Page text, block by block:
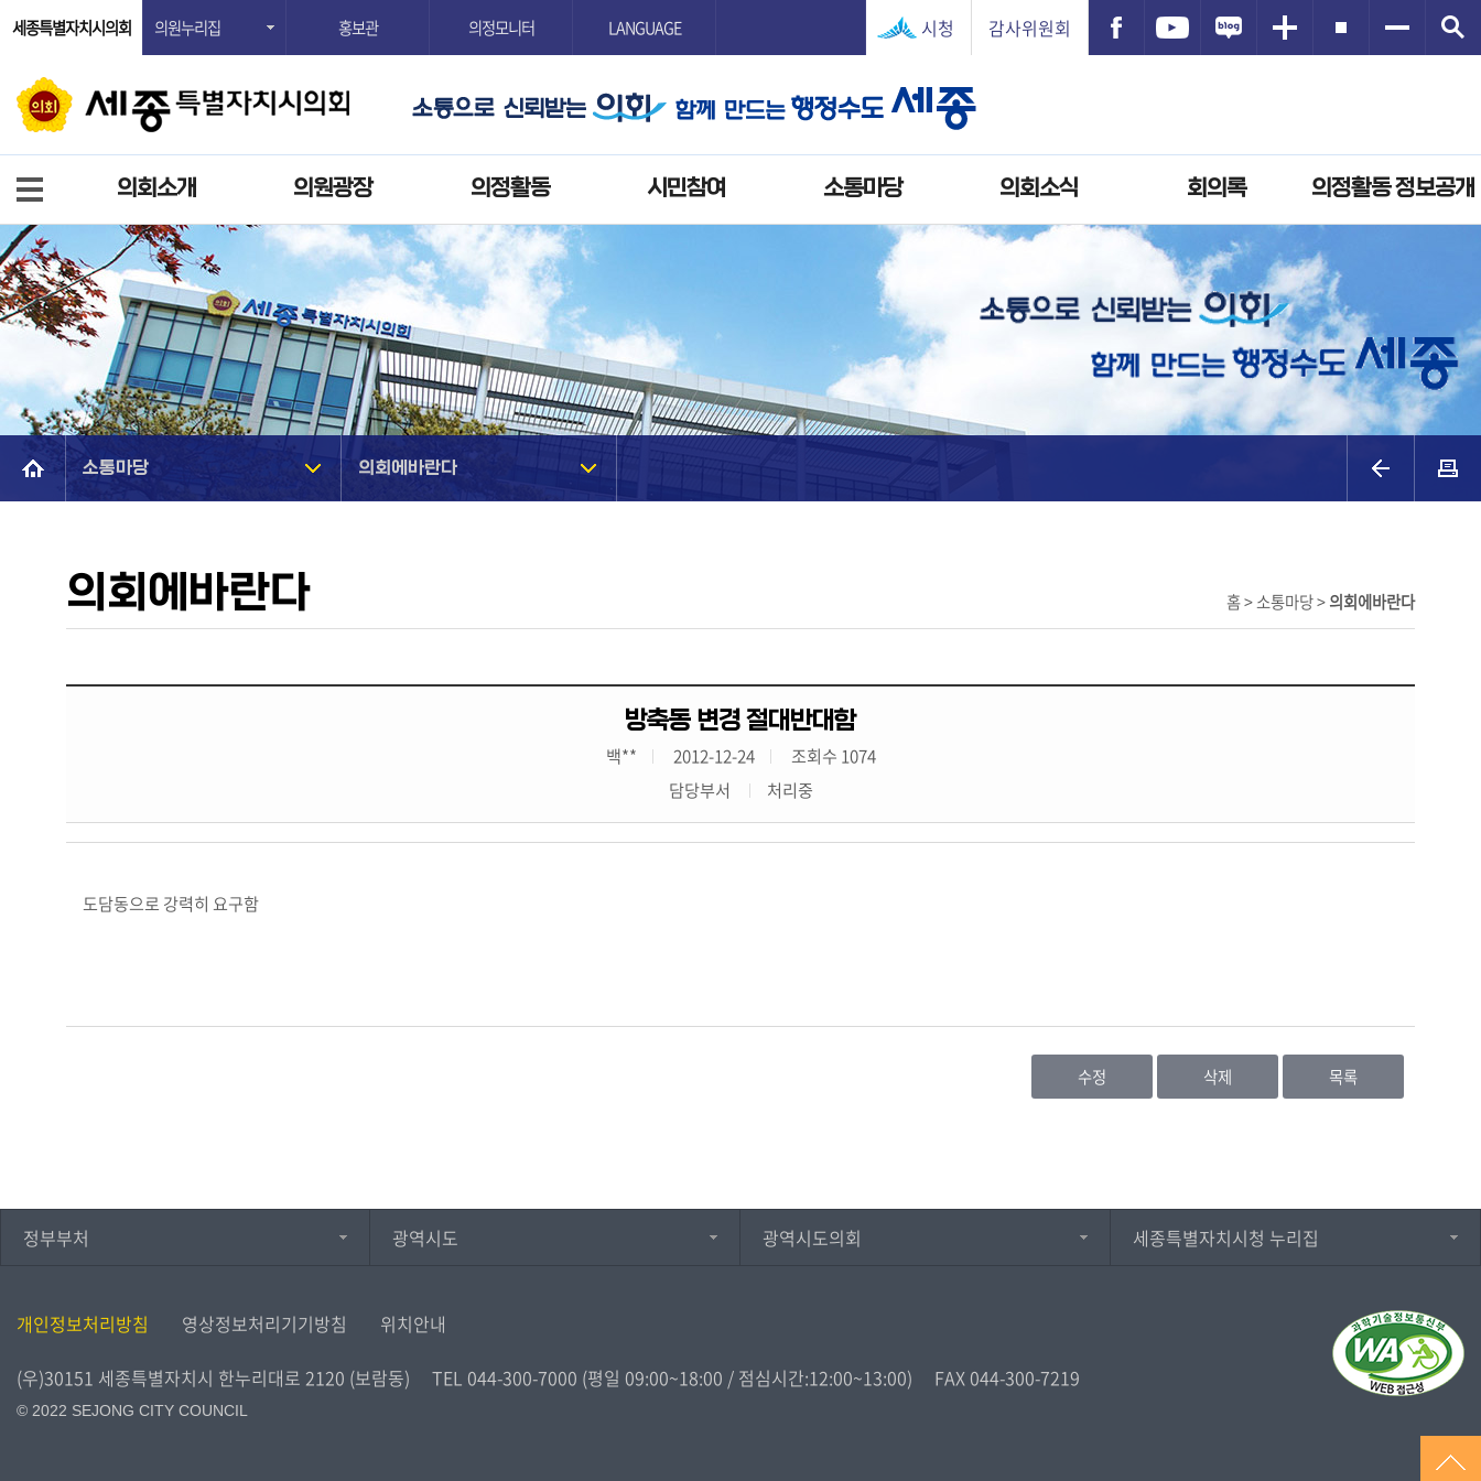
세종특별자치시의회 의원누리집 홍보관 의정모니터 LANGUAGE 시청 감사위원회
의회소개 의원광장 의정활동 시민참여 소통마당 의회소식 회의록 의정활동 정보공개
소통마당 의회에바란다
홈 > 소통마당 >의회에바란다
의회에바란다
방축동 변경 절대반대함
백** 2012-12-24
조회수 1074
담당부서
처리중
도담동으로 강력히 요구함
수정 삭제 목록
정부부처 광역시도 광역시도의회 세종특별자치시청 누리집
개인정보처리방침 영상정보처리기기방침 위치안내
(우)30151 세종특별자치시 한누리대로 2120 (보람동) TEL 044-300-7000 (평일 09:00~18:00 / 점심시간:12:00~13:00) FAX 044-300-7219
© 2022 SEJONG CITY COUNCIL